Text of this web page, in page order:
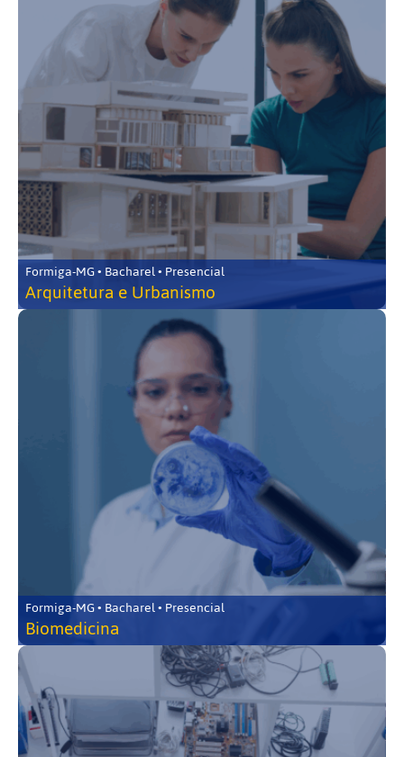
Formiga-MG • Bacharel • Presencial
Arquitetura e Urbanismo
Formiga-MG • Bacharel • Presencial
Biomedicina